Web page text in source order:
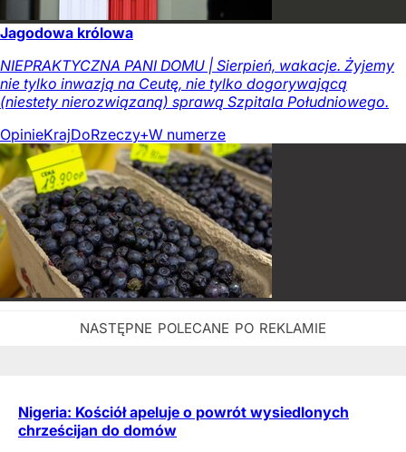
Jagodowa królowa
NIEPRAKTYCZNA PANI DOMU | Sierpień, wakacje. Żyjemy
nie tylko inwazją na Ceutę, nie tylko dogorywającą
(niestety nierozwiązaną) sprawą Szpitala Południowego.
OpinieKrajDoRzeczy+W numerze
Nigeria: Kościół apeluje o powrót wysiedlonych
chrześcijan do domów